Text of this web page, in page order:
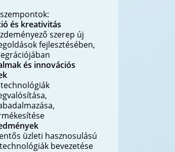
és kreativitás
szerep új
fejlesztésében,
és innovációs
üzleti hasznosulású
bevezetése